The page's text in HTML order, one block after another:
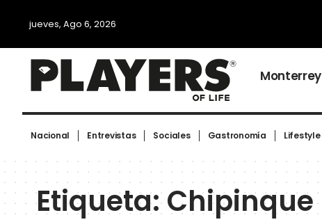
jueves, Ago 6, 2026
Monterrey
Nacional Entrevistas Sociales Gastronomía Lifestyle
Etiqueta:Chipinque